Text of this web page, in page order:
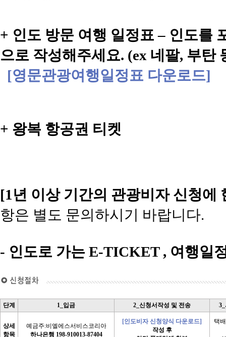
+ 인도 방문 여행 일정표 – 인도를
으로 작성해주세요. (ex 네팔, 부탄
[영문관광여행일정표 다운로드]
+ 왕복 항공권 티켓
[1년 이상 기간의 관광비자 신청에
항은 별도 문의하시기 바랍니다.
- 인도로 가는 E-TICKET , 여행일
단계 1_입금 2_신청서작성 및 전송
상세
항목
예금주:비엘에스서비스코리아
하나은행 198-910013-87404
[인도비자 신청양식 다운로드]
작성 후
택